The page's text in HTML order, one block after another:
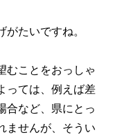
たいですね。
むことをおっしゃ
っては、例えば差
合など、県にとっ
ませんが、そうい